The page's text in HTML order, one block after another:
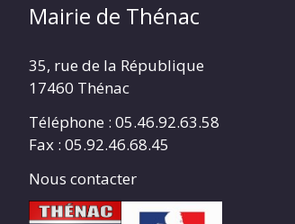
Mairie de Thénac
35, rue de la République
17460 Thénac
Téléphone : 05.46.92.63.58
Fax : 05.92.46.68.45
Nous contacter